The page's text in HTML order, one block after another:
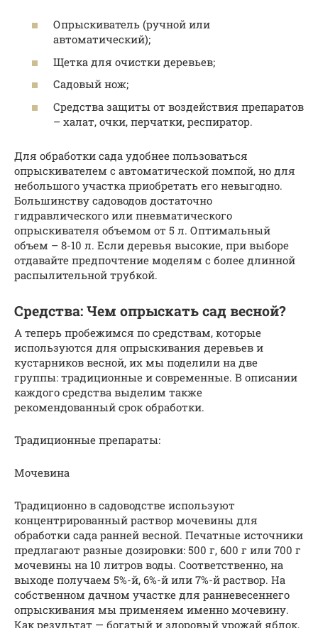
Опрыскиватель (ручной или
автоматический);
Щетка для очистки деревьев;
Садовый нож;
Средства защиты от воздействия препаратов
– халат, очки, перчатки, респиратор.
Для обработки сада удобнее пользоваться
опрыскивателем с автоматической помпой, но для
небольшого участка приобретать его невыгодно.
Большинству садоводов достаточно
гидравлического или пневматического
опрыскивателя объемом от 5 л. Оптимальный
объем – 8-10 л. Если деревья высокие, при выборе
отдавайте предпочтение моделям с более длинной
распылительной трубкой.
Средства: Чем опрыскать сад весной?
А теперь пробежимся по средствам, которые
используются для опрыскивания деревьев и
кустарников весной, их мы поделили на две
группы: традиционные и современные. В описании
каждого средства выделим также
рекомендованный срок обработки.
Традиционные препараты:
Мочевина
Традиционно в садоводстве используют
концентрированный раствор мочевины для
обработки сада ранней весной. Печатные источники
предлагают разные дозировки: 500 г, 600 г или 700 г
мочевины на 10 литров воды. Соответственно, на
выходе получаем 5%-й, 6%-й или 7%-й раствор. На
собственном дачном участке для ранневесеннего
опрыскивания мы применяем именно мочевину.
Как результат — богатый и здоровый урожай яблок,